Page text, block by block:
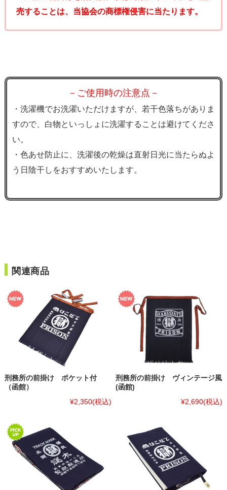
売することは、当協会の商標権侵害に当たります。
－ご使用時の注意点－
・洗濯機でお洗濯いただけますが、若干色落ちがありま
すので、白物といっしょに洗濯することは避けてくださ
い。
・色あせ防止に、洗濯後の乾燥は直射日光に当たらぬよ
う日陰干しをおすすめいたします。
関連商品
刑務所の前掛け ポケット付
（函館）
¥2,350(税込)
刑務所の前掛け ヴィンテージ風
(函館)
¥2,690(税込)